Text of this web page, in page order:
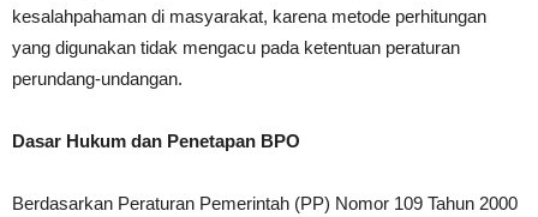
kesalahpahaman di masyarakat, karena metode perhitungan
yang digunakan tidak mengacu pada ketentuan peraturan
perundang-undangan.
Dasar Hukum dan Penetapan BPO
Berdasarkan Peraturan Pemerintah (PP) Nomor 109 Tahun 2000